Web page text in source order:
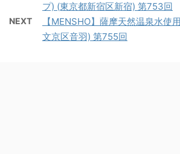
プ) (東京都新宿区新宿) 第753回
NEXT
【MENSHO】薩摩天然温泉水使
文京区音羽) 第755回